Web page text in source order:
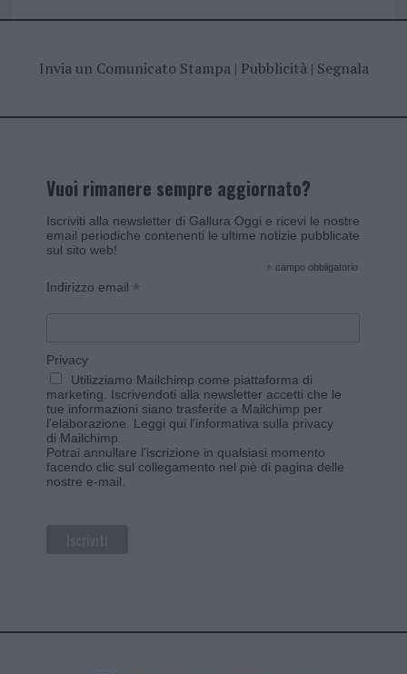
Invia un Comunicato Stampa| Pubblicità| Segnala
Vuoi rimanere sempre aggiornato?
Iscriviti alla newsletter di Gallura Oggi e ricevi le nostre
email periodiche contenenti le ultime notizie pubblicate
sul sito web!
* campo obbligatorio
Indirizzo email *
Privacy
Utilizziamo Mailchimp come piattaforma di
marketing. Iscrivendoti alla newsletter accetti che le
tue informazioni siano trasferite a Mailchimp per
l'elaborazione. Leggi qui l'informativa sulla privacy
di Mailchimp
Potrai annullare l'iscrizione in qualsiasi momento
facendo clic sul collegamento nel piè di pagina delle
nostre e-mail.